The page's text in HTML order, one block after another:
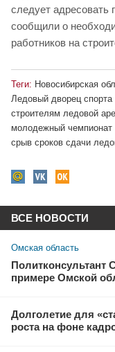
следует адресовать
сообщили о
работников на
Теги: Новосибирская
Ледовый дворец спорта
строителям ледовой
молодежный чемпионат
срыв сроков сдачи
ВСЕ НОВОСТИ
Омская область
Политконсультант
примере Омской
Долголетие для
роста на фоне